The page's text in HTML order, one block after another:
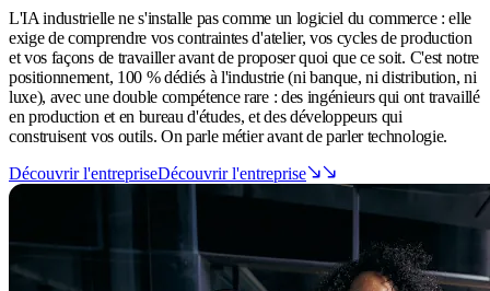
L'IA industrielle ne s'installe pas comme un logiciel du commerce : elle
exige de comprendre vos contraintes d'atelier, vos cycles de production
et vos façons de travailler avant de proposer quoi que ce soit. C'est notre
positionnement, 100 % dédiés à l'industrie (ni banque, ni distribution, ni
luxe), avec une double compétence rare : des ingénieurs qui ont travaillé
en production et en bureau d'études, et des développeurs qui
construisent vos outils. On parle métier avant de parler technologie.
Découvrir l'entrepriseDécouvrir l'entreprise